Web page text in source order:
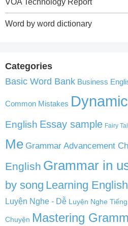
VOA Technology Report
Word by word dictionary
Categories
Basic Word Bank Business
Common Mistakes
English Essay sample Fairy
Me Grammar Advancement
English Grammar in
by song Learning
Luyện Nghe - Dễ Luyện Nghe
Chuyện Mastering